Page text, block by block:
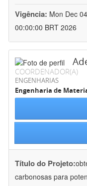
Vigência: Mon Dec
00:00:00 BRT 2026
COORDENADOR(A)
ENGENHARIAS
Engenharia de
Título do Projeto:
carbonosas para